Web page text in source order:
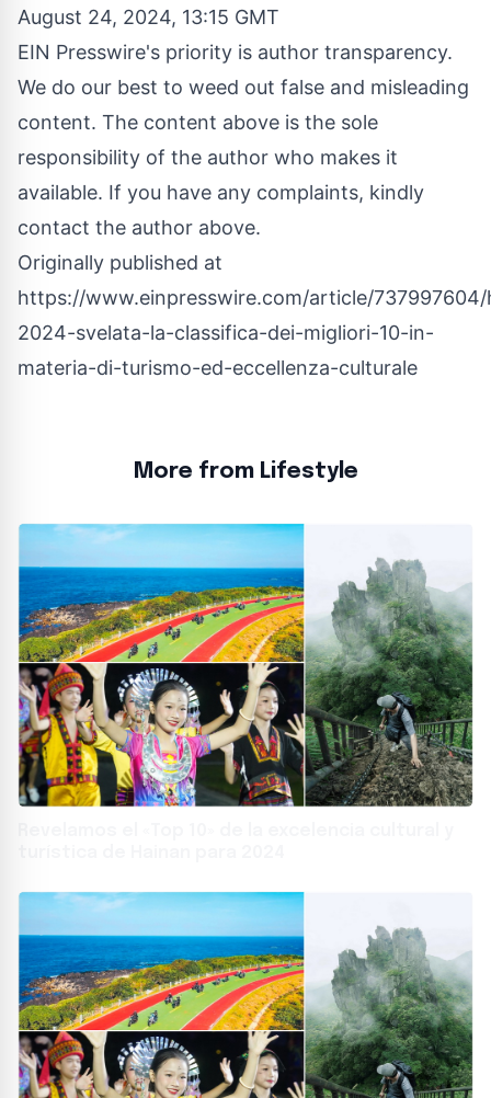
August 24, 2024, 13:15 GMT
EIN Presswire's priority is author transparency.
We do our best to weed out false and misleading
content. The content above is the sole
responsibility of the author who makes it
available. If you have any complaints, kindly
contact the author above.
Originally published at
https://www.einpresswire.com/article/
2024-svelata-la-classifica-dei-migliori-10-in-
materia-di-turismo-ed-eccellenza-culturale
More from Lifestyle